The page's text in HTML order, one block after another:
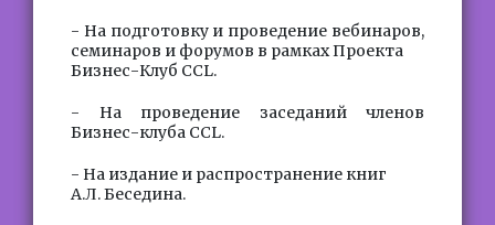
- На подготовку и проведение вебинаров,
семинаров и форумов в рамках Проекта
Бизнес-Клуб CCL.
- На проведение заседаний членов
Бизнес-клуба CCL.
- На издание и распространение книг
А.Л. Беседина.